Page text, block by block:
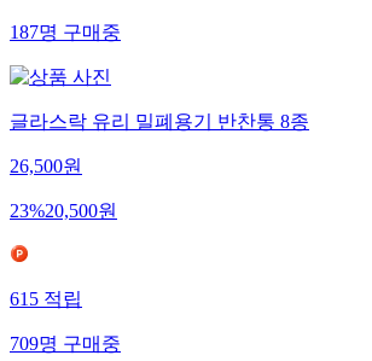
187명 구매중
글라스락 유리 밀폐용기 반찬통 8종
26,500원
23%20,500원
615 적립
709명 구매중